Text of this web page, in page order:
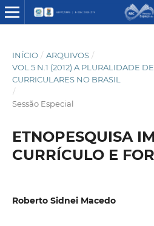
INÍCIO / ARQUIVOS /
VOL.5 N.1 (2012) A PLURALIDADE
CURRICULARES NO BRASIL
/
Sessão Especial
ETNOPESQUISA
CURRÍCULO E
Roberto Sidnei Macedo